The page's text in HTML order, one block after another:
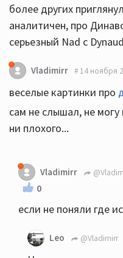
более других
аналитичен, про
серьезный Nad с
Vladimirr 14 ноября
веселые картинки про
сам не слышал, не могу
ни плохого...
Vladimirr
0
если не поняли где
Leo @Vladimirr